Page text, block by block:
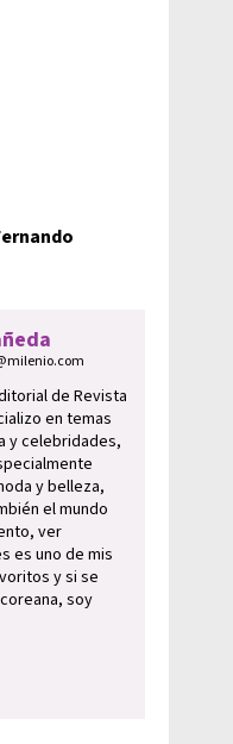
de Revista
en temas
y celebridades,
y belleza,
el mundo
ver
es uno de mis
y si se
soy